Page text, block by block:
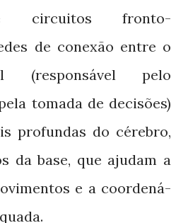
circuitos fronto-
de conexão entre o
(responsável pelo
tomada de decisões)
profundas do cérebro,
da base, que ajudam a
e a coordená-